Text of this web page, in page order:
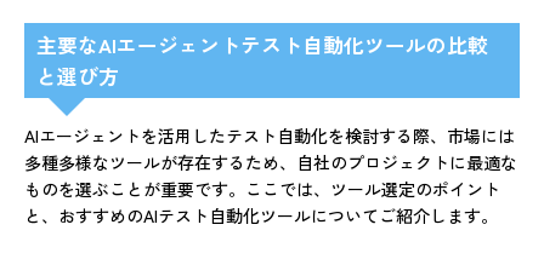
主要なAIエージェントテスト自動化ツールの比較
と選び方
AIエージェントを活用したテスト自動化を検討する際、市場には
多種多様なツールが存在するため、自社のプロジェクトに最適な
ものを選ぶことが重要です。ここでは、ツール選定のポイント
と、おすすめのAIテスト自動化ツールについてご紹介します。